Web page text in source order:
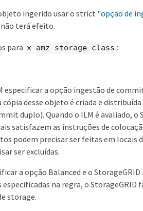
ingerido usar o strict "opção de
terá efeito.
para x-amz-storage-class :
especificar a opção ingestão de
desse objeto é criada e distribuída
duplo). Quando o ILM é avaliado, o
satisfazem as instruções de
podem precisar ser feitas em locais
ser excluídas.
a opção Balanced e o
na regra, o StorageGRID
storage.